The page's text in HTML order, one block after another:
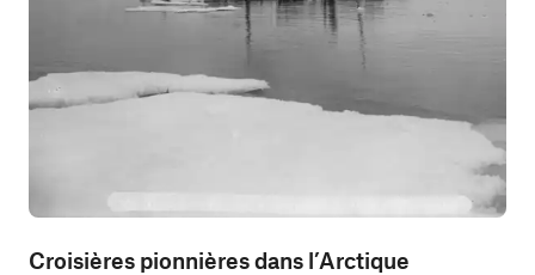
Croisières pionnières dans l’Arctique